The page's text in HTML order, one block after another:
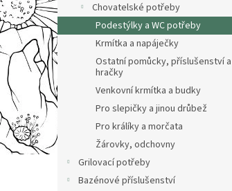
Chovatelské potřeby
Podestýlky a WC potřeby
Krmítka a napáječky
Ostatní pomůcky, příslušenství a
hračky
Venkovní krmítka a budky
Pro slepičky a jinou drůbež
Pro králíky a morčata
Žárovky, odchovny
Grilovací potřeby
Bazénové příslušenství